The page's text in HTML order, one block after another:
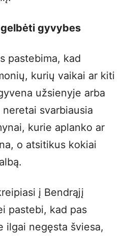
gyvybes
pastebima, kad
kurių vaikai ar kiti
užsienyje arba
svarbiausia
kurie aplanko ar
o atsitikus kokiai
į Bendrąjį
pastebi, kad pas
ilgai negęsta šviesa,